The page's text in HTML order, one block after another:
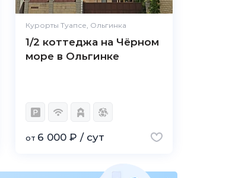
Курорты Туапсе, Ольгинка
1/2 коттеджа на Чёрном
море в Ольгинке
от 6 000 ₽ / сут